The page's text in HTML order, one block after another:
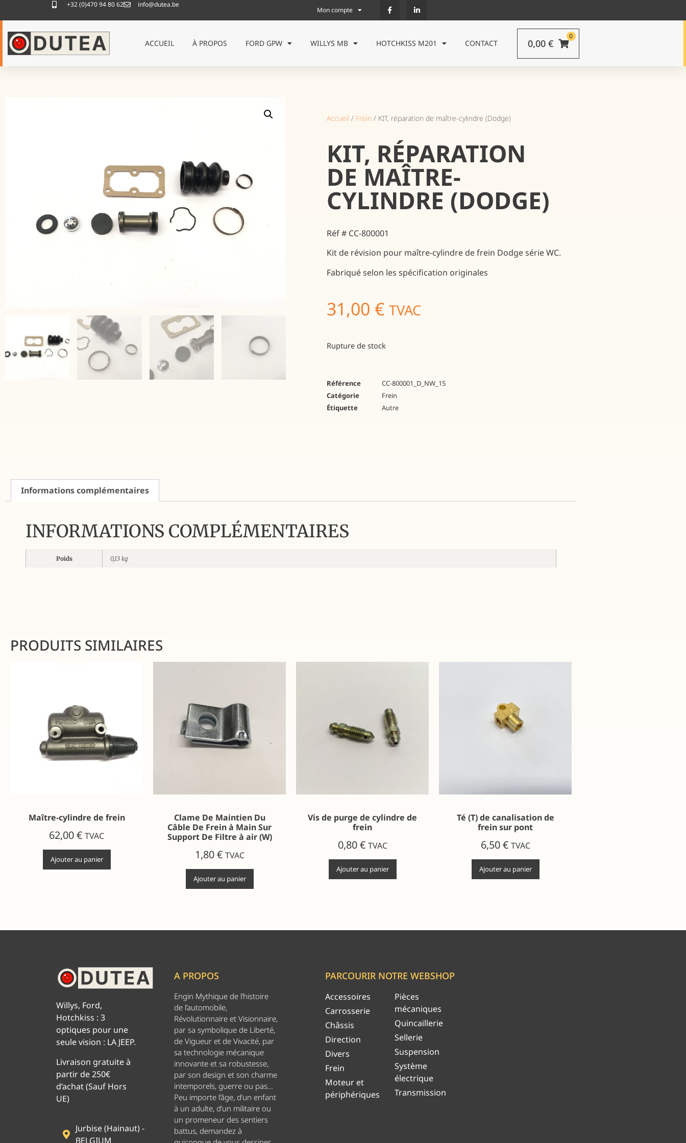
+32 (0)470 94 80 62 info@dutea.be
Mon compte
ACCUEIL À PROPOS FORD GPW WILLYS MB HOTCHKISS M201 CONTACT
0
0,00 €
Accueil / Frein / KIT, réparation de maître-cylindre (Dodge)
KIT, RÉPARATION
DE MAÎTRE-
CYLINDRE (DODGE)
Réf # CC-800001
Kit de révision pour maître-cylindre de frein Dodge série WC.
Fabriqué selon les spécification originales
31,00 € TVAC
Rupture de stock
Référence
CC-800001_D_NW_15
Catégorie
Frein
Étiquette
Autre
Informations complémentaires
INFORMATIONS COMPLÉMENTAIRES
Poids 0,13 kg
PRODUITS SIMILAIRES
Maître-cylindre de frein
62,00€ TVAC
Ajouter au panier
Clame De Maintien Du
Câble De Frein à Main Sur
Support De Filtre à air (W)
1,80€ TVAC
Ajouter au panier
Vis de purge de cylindre de
frein
0,80€ TVAC
Ajouter au panier
Té (T) de canalisation de
frein sur pont
6,50€ TVAC
Ajouter au panier
Willys, Ford,
Hotchkiss : 3
optiques pour une
seule vision : LA JEEP.
Livraison gratuite à
partir de 250€
d’achat (Sauf Hors
UE)
Jurbise (Hainaut) -
BELGIUM
A PROPOS
Engin Mythique de l’histoire
de l’automobile,
Révolutionnaire et Visionnaire,
par sa symbolique de Liberté,
de Vigueur et de Vivacité, par
sa technologie mécanique
innovante et sa robustesse,
par son design et son charme
intemporels, guerre ou pas…
Peu importe l’âge, d’un enfant
à un adulte, d’un militaire ou
un promeneur des sentiers
battus, demandez à
PARCOURIR NOTRE WEBSHOP
Accessoires
Carrosserie
Châssis
Direction
Divers
Frein
Moteur et
périphériques
Pièces
mécaniques
Quincaillerie
Sellerie
Suspension
Système
électrique
Transmission